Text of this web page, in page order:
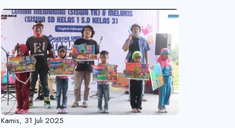
Kamis, 31 Juli 2025